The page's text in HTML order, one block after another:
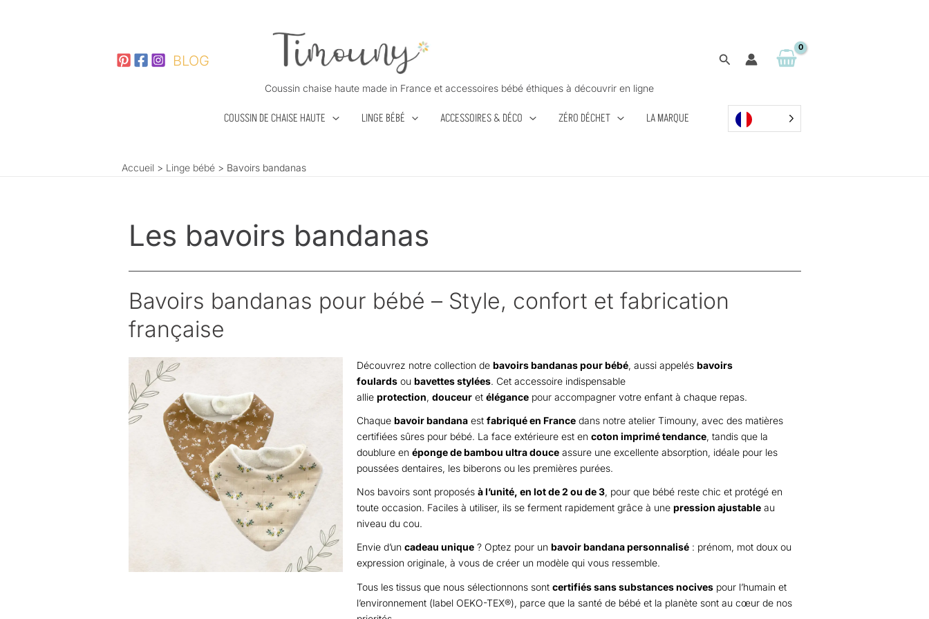
BLOG
Coussin chaise haute made in France et accessoires bébé éthiques à découvrir en ligne
Rechercher
COUSSIN DE CHAISE HAUTE LINGE BÉBÉ ACCESSOIRES & DÉCO ZÉRO DÉCHET LA MARQUE
Accueil Linge bébé Bavoirs bandanas
Les bavoirs bandanas
Bavoirs bandanas pour bébé – Style, confort et fabrication
française
Découvrez notre collection debavoirs bandanas pour bébé, aussi appelésbavoirs
foulards oubavettes stylées. Cet accessoire indispensable
allieprotection,douceur etélégance pour accompagner votre enfant à chaque repas.
Chaquebavoir bandana estfabriqué en France dans notre atelier Timouny, avec des matières
certifiées sûres pour bébé. La face extérieure est encoton imprimé tendance, tandis que la
doublure enéponge de bambou ultra douce assure une excellente absorption, idéale pour les
poussées dentaires, les biberons ou les premières purées.
Nos bavoirs sont proposésà l’unité, en lot de 2 ou de 3, pour que bébé reste chic et protégé en
toute occasion. Faciles à utiliser, ils se ferment rapidement grâce à unepression ajustable au
niveau du cou.
Envie d’uncadeau unique ? Optez pour unbavoir bandana personnalisé : prénom, mot doux ou
expression originale, à vous de créer un modèle qui vous ressemble.
Tous les tissus que nous sélectionnons sontcertifiés sans substances nocives pour l’humain et
l’environnement (label OEKO-TEX®), parce que la santé de bébé et la planète sont au cœur de nos